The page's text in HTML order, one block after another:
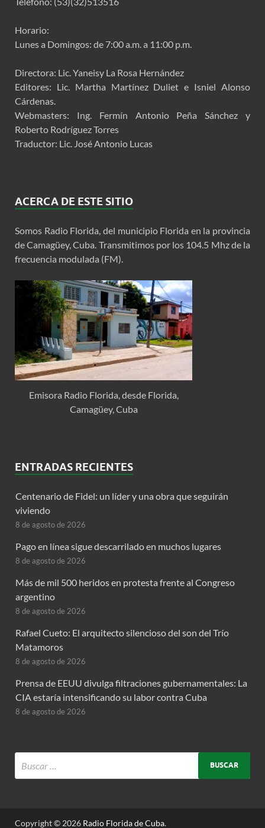
Horario:
Lunes a Domingos: de 7:00 a.m. a 11:00 p.m.
Directora: Lic. Yaneisy La Rosa Hernández
Editores: Lic. Martha Martínez Duliet e Isniel Alonso
Cárdenas.
Webmasters: Ing. Fermín Antonio Peña Sánchez y
Roberto Rodríguez Torres
Traductor: Lic. José Antonio Lucas
ACERCA DE ESTE SITIO
Somos Radio Florida, del municipio Florida en la provincia
de Camagüey, Cuba. Transmitimos por los 104.5 Mhz de la
frecuencia modulada (FM).
Emisora Radio Florida, desde Florida,
Camagüey, Cuba
ENTRADAS RECIENTES
Centenario de Fidel: un líder y una obra que seguirán
viviendo
8 de agosto de 2026
Pago en línea sigue descarrilado en muchos lugares
8 de agosto de 2026
Más de mil 500 heridos en protesta frente al Congreso
argentino
8 de agosto de 2026
Rafael Cueto: El arquitecto silencioso del son del Trío
Matamoros
8 de agosto de 2026
Prensa de EEUU divulga filtraciones gubernamentales: La
CIA estaría intensificando su labor contra Cuba
8 de agosto de 2026
Copyright © 2026 Radio Florida de Cuba.